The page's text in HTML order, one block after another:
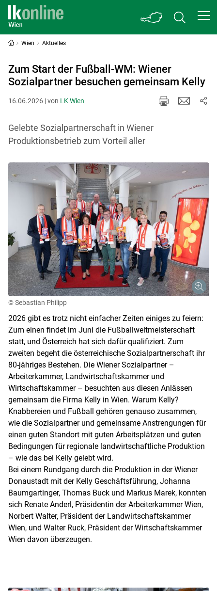
Wien Aktuelles
Zum Start der Fußball-WM: Wiener
Sozialpartner besuchen gemeinsam Kelly
16.06.2026 | von LK Wien
Gelebte Sozialpartnerschaft in Wiener
Produktionsbetrieb zum Vorteil aller
© Sebastian Philipp
2026 gibt es trotz nicht einfacher Zeiten einiges zu feiern:
Zum einen findet im Juni die Fußballweltmeisterschaft
statt, und Österreich hat sich dafür qualifiziert. Zum
zweiten begeht die österreichische Sozialpartnerschaft ihr
80-jähriges Bestehen. Die Wiener Sozialpartner –
Arbeiterkammer, Landwirtschaftskammer und
Wirtschaftskammer – besuchten aus diesen Anlässen
gemeinsam die Firma Kelly in Wien. Warum Kelly?
Knabbereien und Fußball gehören genauso zusammen,
wie die Sozialpartner und gemeinsame Anstrengungen für
einen guten Standort mit guten Arbeitsplätzen und guten
Bedingungen für regionale landwirtschaftliche Produktion
– wie das bei Kelly gelebt wird.
Bei einem Rundgang durch die Produktion in der Wiener
Donaustadt mit der Kelly Geschäftsführung, Johanna
Baumgartinger, Thomas Buck und Markus Marek, konnten
sich Renate Anderl, Präsidentin der Arbeiterkammer Wien,
Norbert Walter, Präsident der Landwirtschaftskammer
Wien, und Walter Ruck, Präsident der Wirtschaftskammer
Wien davon überzeugen.